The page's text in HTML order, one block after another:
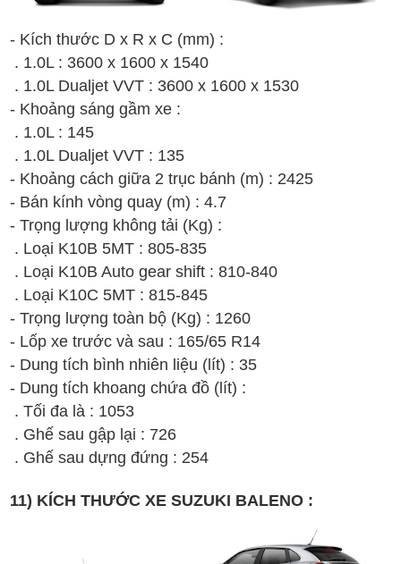
- Kích thước D x R x C (mm) :
. 1.0L : 3600 x 1600 x 1540
. 1.0L Dualjet VVT : 3600 x 1600 x 1530
- Khoảng sáng gầm xe :
. 1.0L : 145
. 1.0L Dualjet VVT : 135
- Khoảng cách giữa 2 trục bánh (m) : 2425
- Bán kính vòng quay (m) : 4.7
- Trọng lượng không tải (Kg) :
. Loại K10B 5MT : 805-835
. Loại K10B Auto gear shift :810-840
. Loại K10C 5MT :815-845
- Trọng lượng toàn bộ (Kg) : 1260
- Lốp xe trước và sau : 165/65 R14
- Dung tích bình nhiên liệu (lít) : 35
- Dung tích khoang chứa đồ (lít) :
. Tối đa là : 1053
. Ghế sau gập lại : 726
. Ghế sau dựng đứng : 254
11) KÍCH THƯỚC XE SUZUKI BALENO :